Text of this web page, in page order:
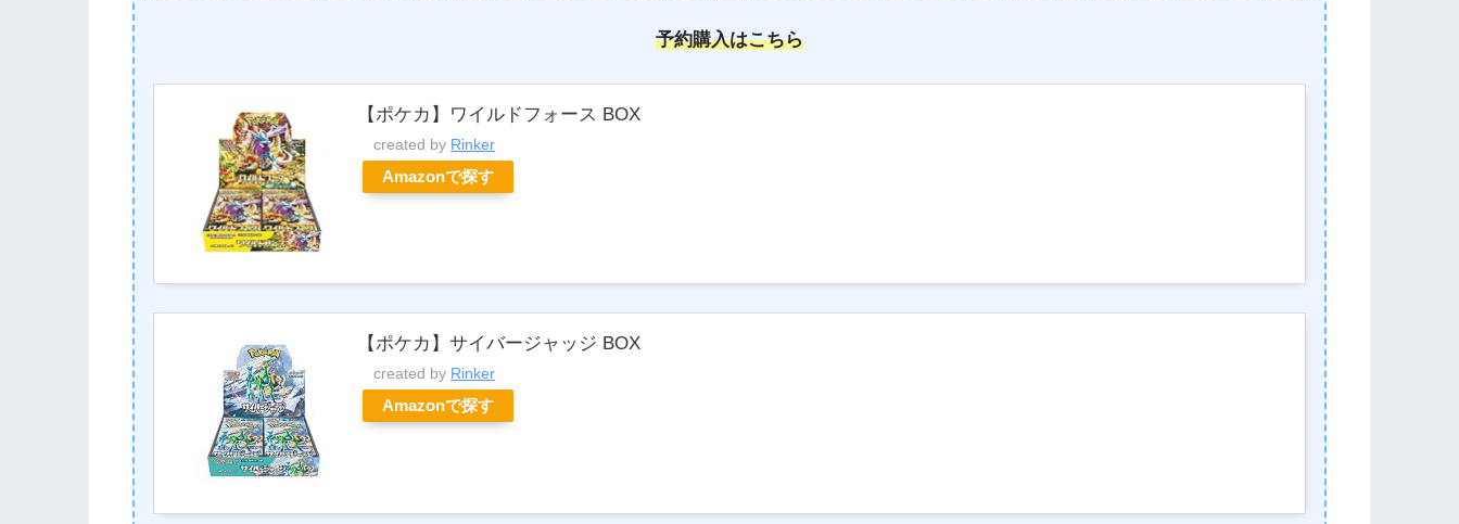
予約購入はこちら
【ポケカ】ワイルドフォース BOX
created by Rinker
Amazonで探す
【ポケカ】サイバージャッジ BOX
created by Rinker
Amazonで探す